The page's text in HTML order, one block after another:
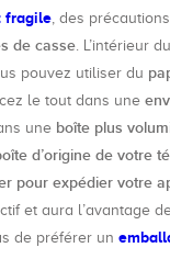
fragile, des
de casse. L’intérieur
pouvez utiliser du
le tout dans une
une boîte plus
d’origine de votre
pour expédier votre
et aura l’avantage
de préférer un